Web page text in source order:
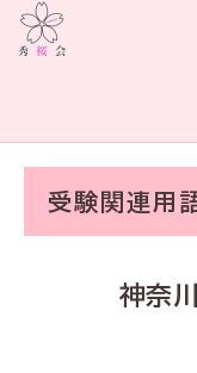
受験関連用
神奈